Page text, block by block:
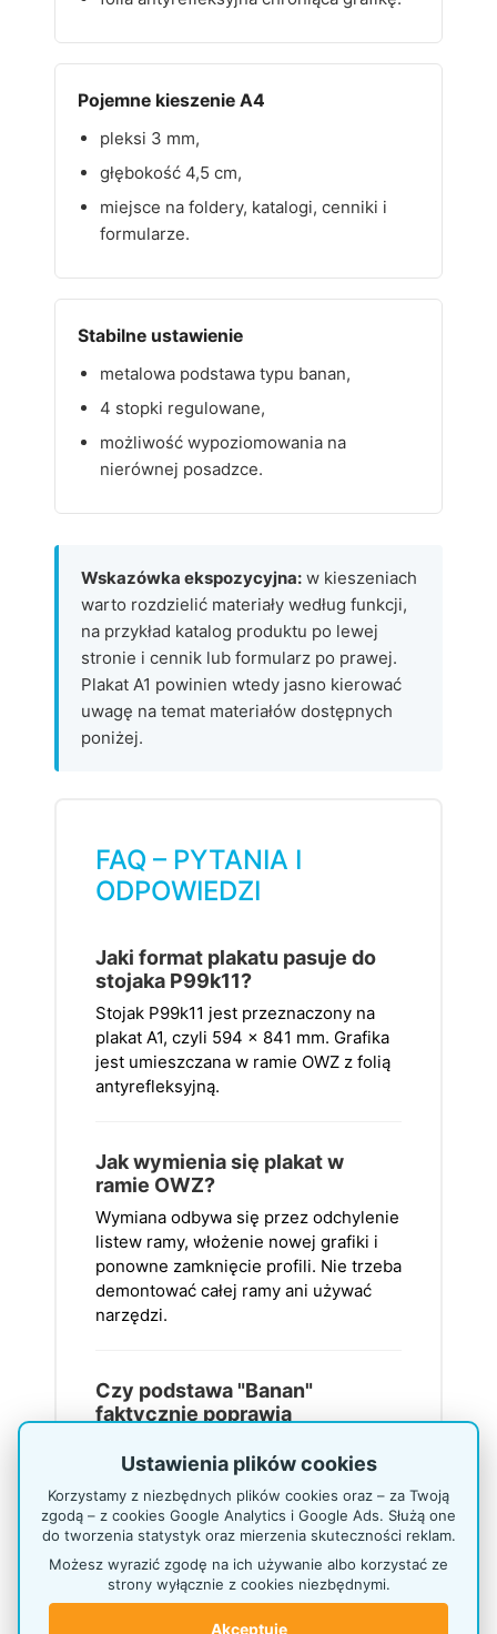
Pojemne kieszenie A4
pleksi 3 mm,
głębokość 4,5 cm,
miejsce na foldery, katalogi, cenniki i
formularze.
Stabilne ustawienie
metalowa podstawa typu banan,
4 stopki regulowane,
możliwość wypoziomowania na
nierównej posadzce.
Wskazówka ekspozycyjna: w kieszeniach
warto rozdzielić materiały według funkcji,
na przykład katalog produktu po lewej
stronie i cennik lub formularz po prawej.
Plakat A1 powinien wtedy jasno kierować
uwagę na temat materiałów dostępnych
poniżej.
FAQ – PYTANIA I
ODPOWIEDZI
Jaki format plakatu pasuje do
stojaka P99k11?
Stojak P99k11 jest przeznaczony na
plakat A1, czyli 594 x 841 mm. Grafika
jest umieszczana w ramie OWZ z folią
antyrefleksyjną.
Jak wymienia się plakat w
ramie OWZ?
Wymiana odbywa się przez odchylenie
listew ramy, włożenie nowej grafiki i
ponowne zamknięcie profili. Nie trzeba
demontować całej ramy ani używać
narzędzi.
Czy podstawa "Banan"
faktycznie poprawia
Tak. Podstawa typu Banan
charakteryzuje się większą masą
własną oraz specyficznym, łukowatym
kształtem, który lepiej rozkłada środek
ciężkości stojaka o wysokości ponad
180 cm. Dodatkowo, wyposażenie jej w
Ustawienia plików cookies
Korzystamy z niezbędnych plików cookies oraz – za Twoją
zgodą – z cookies Google Analytics i Google Ads. Służą one
do tworzenia statystyk oraz mierzenia skuteczności reklam.
Możesz wyrazić zgodę na ich używanie albo korzystać ze
strony wyłącznie z cookies niezbędnymi.
Akceptuję